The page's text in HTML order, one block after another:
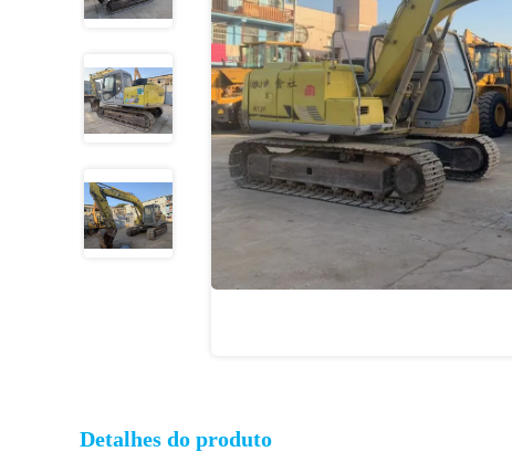
Detalhes do produto